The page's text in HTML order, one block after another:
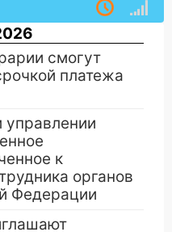
смогут
платежа
управлении
к
органов
Федерации